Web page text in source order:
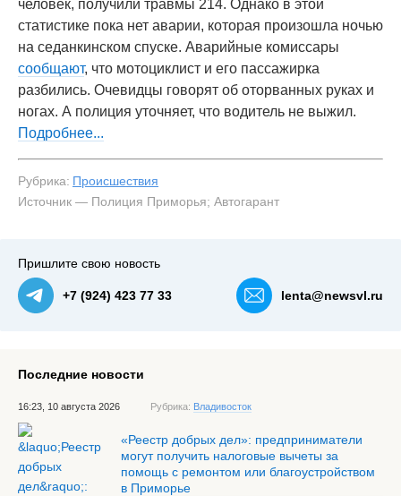
человек, получили травмы 214. Однако в этой
статистике пока нет аварии, которая произошла ночью
на седанкинском спуске. Аварийные комиссары
сообщают, что мотоциклист и его пассажирка
разбились. Очевидцы говорят об оторванных руках и
ногах. А полиция уточняет, что водитель не выжил.
Подробнее...
Рубрика: Происшествия
Источник — Полиция Приморья; Автогарант
Пришлите свою новость
+7 (924) 423 77 33 lenta@newsvl.ru
Последние новости
16:23, 10 августа 2026 Рубрика: Владивосток
«Реестр добрых дел»: предприниматели
могут получить налоговые вычеты за
помощь с ремонтом или благоустройством
в Приморье